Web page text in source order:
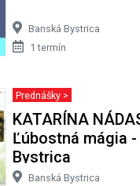
Banská Bystrica
1 termín
Prednášky >
KATARÍNA
Ľúbostná mágia -
Bystrica
Banská Bystrica